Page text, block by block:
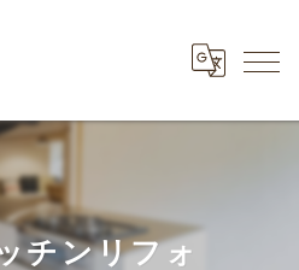
チンリフォ